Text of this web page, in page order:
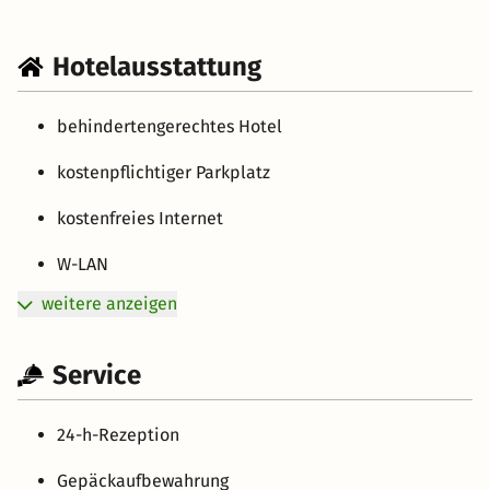
Hotelausstattung
behindertengerechtes Hotel
kostenpflichtiger Parkplatz
kostenfreies Internet
W-LAN
weitere anzeigen
Service
24-h-Rezeption
Gepäckaufbewahrung